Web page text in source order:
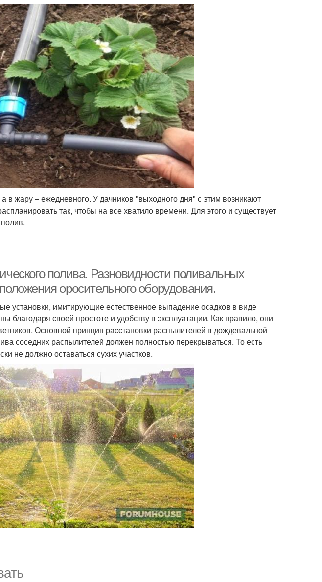
в жару – ежедневного. У дачников "выходного дня" с этим возникают
так, чтобы на все хватило времени. Для этого и существует
полива. Разновидности поливальных
оросительного оборудования.
установки, имитирующие естественное выпадение осадков в виде
благодаря своей простоте и удобству в эксплуатации. Как правило, они
Основной принцип расстановки распылителей в дождевальной
соседних распылителей должен полностью перекрываться. То есть
не должно оставаться сухих участков.